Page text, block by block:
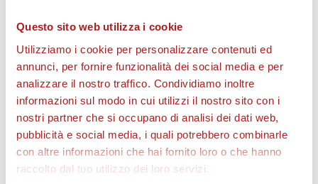
Questo sito web utilizza i cookie
Utilizziamo i cookie per personalizzare contenuti ed
annunci, per fornire funzionalità dei social media e per
analizzare il nostro traffico. Condividiamo inoltre
informazioni sul modo in cui utilizzi il nostro sito con i
nostri partner che si occupano di analisi dei dati web,
pubblicità e social media, i quali potrebbero combinarle
con altre informazioni che hai fornito loro o che hanno
raccolto dal tuo utilizzo dei loro servizi.
BIGLIETTI